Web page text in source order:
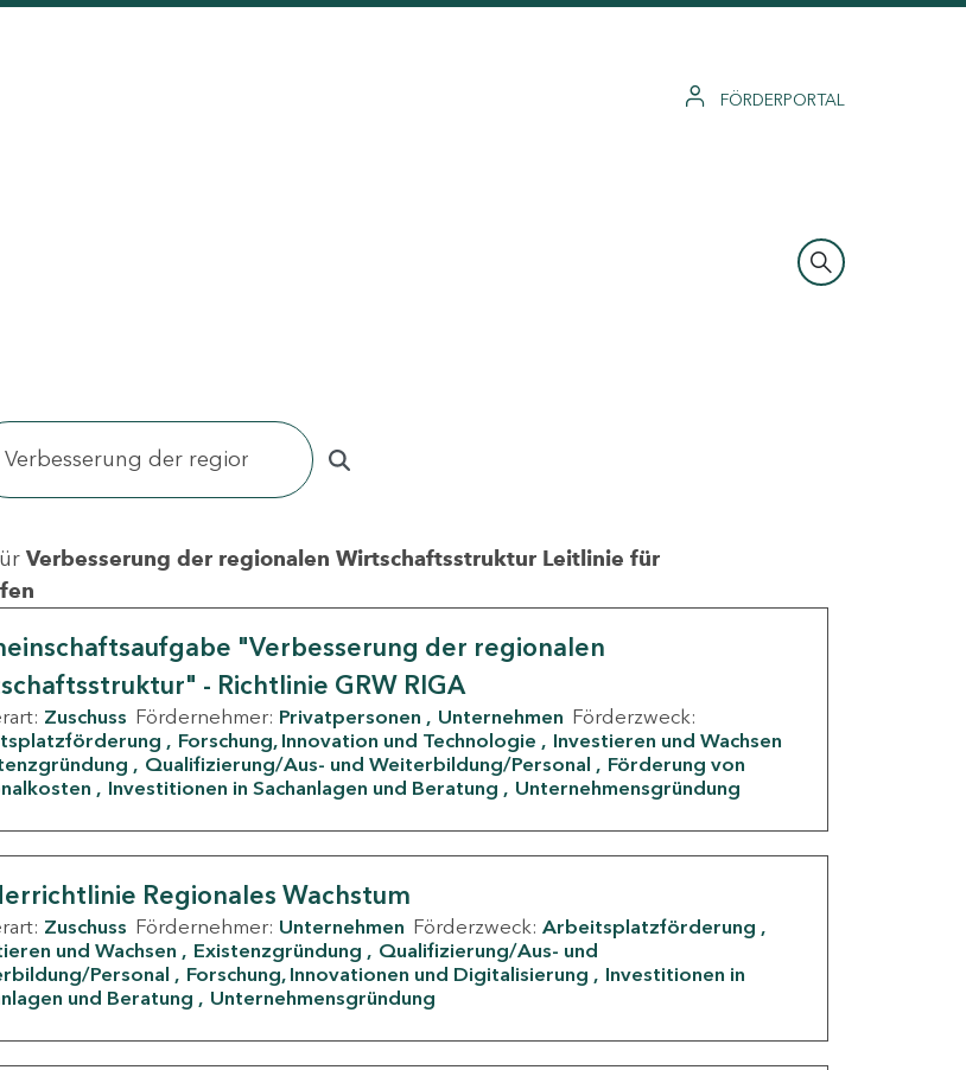
FÖRDERPORTAL
Verbesserung der regionalen Wirtschaftsstruktur Leitlinie für
"Verbesserung der regionalen
- Richtlinie GRW RIGA
Zuschuss Fördernehmer: Privatpersonen Unternehmen Förderzweck:
Forschung, Innovation und Technologie
Investieren und Wachsen
Qualifizierung/Aus- und Weiterbildung/Personal
Förderung von
Investitionen in Sachanlagen und Beratung Unternehmensgründung
Regionales Wachstum
Zuschuss Fördernehmer: Unternehmen Förderzweck: Arbeitsplatzförderung
und Wachsen
Existenzgründung
Qualifizierung/Aus- und
Personal
Forschung, Innovationen und Digitalisierung
Investitionen in
und Beratung
Unternehmensgründung